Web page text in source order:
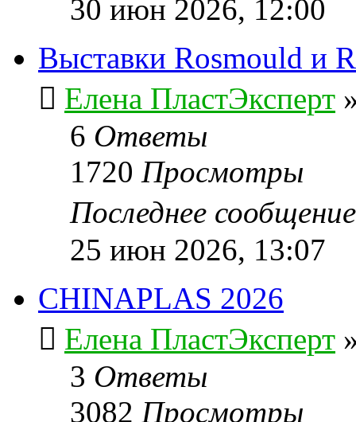
30 июн 2026, 12:00
Выставки Rosmould и
Елена ПластЭксперт
6 Ответы
1720 Просмотры
Последнее
25 июн 2026, 13:07
CHINAPLAS 2026
Елена ПластЭксперт
3 Ответы
3082 Просмотры